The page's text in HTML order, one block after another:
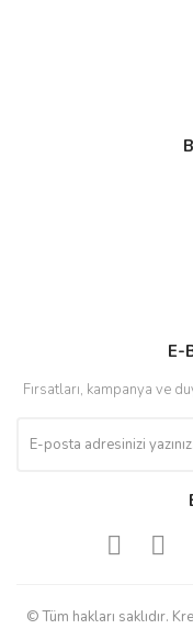
E-
Fırsatları, kampanya ve
© Tüm hakları saklıdır.